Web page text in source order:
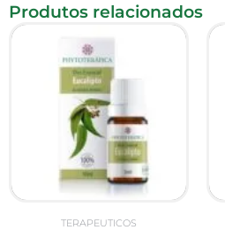
Produtos relacionados
TERAPEUTICOS